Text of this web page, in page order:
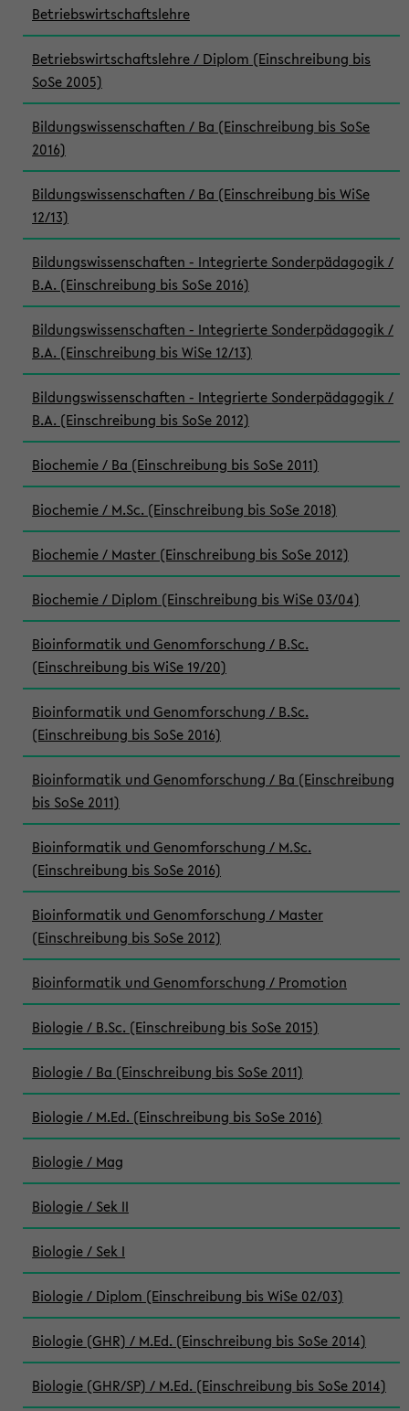
Betriebswirtschaftslehre
Betriebswirtschaftslehre / Diplom (Einschreibung bis
SoSe 2005)
Bildungswissenschaften / Ba (Einschreibung bis SoSe
2016)
Bildungswissenschaften / Ba (Einschreibung bis WiSe
12/13)
Bildungswissenschaften - Integrierte Sonderpädagogik /
B.A. (Einschreibung bis SoSe 2016)
Bildungswissenschaften - Integrierte Sonderpädagogik /
B.A. (Einschreibung bis WiSe 12/13)
Bildungswissenschaften - Integrierte Sonderpädagogik /
B.A. (Einschreibung bis SoSe 2012)
Biochemie / Ba (Einschreibung bis SoSe 2011)
Biochemie / M.Sc. (Einschreibung bis SoSe 2018)
Biochemie / Master (Einschreibung bis SoSe 2012)
Biochemie / Diplom (Einschreibung bis WiSe 03/04)
Bioinformatik und Genomforschung / B.Sc.
(Einschreibung bis WiSe 19/20)
Bioinformatik und Genomforschung / B.Sc.
(Einschreibung bis SoSe 2016)
Bioinformatik und Genomforschung / Ba (Einschreibung
bis SoSe 2011)
Bioinformatik und Genomforschung / M.Sc.
(Einschreibung bis SoSe 2016)
Bioinformatik und Genomforschung / Master
(Einschreibung bis SoSe 2012)
Bioinformatik und Genomforschung / Promotion
Biologie / B.Sc. (Einschreibung bis SoSe 2015)
Biologie / Ba (Einschreibung bis SoSe 2011)
Biologie / M.Ed. (Einschreibung bis SoSe 2016)
Biologie / Mag
Biologie / Sek II
Biologie / Sek I
Biologie / Diplom (Einschreibung bis WiSe 02/03)
Biologie (GHR) / M.Ed. (Einschreibung bis SoSe 2014)
Biologie (GHR/SP) / M.Ed. (Einschreibung bis SoSe 2014)